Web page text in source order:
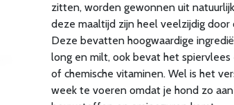
zitten, worden gewonnen uit
deze maaltijd zijn heel veelzijdig
Deze bevatten hoogwaardige
long en milt, ook bevat het
of chemische vitaminen. Wel is het
week te voeren omdat je hond zo